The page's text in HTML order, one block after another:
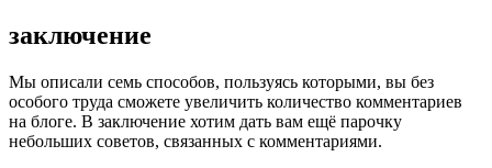
заключение
Мы описали семь способов, пользуясь которыми, вы без
особого труда сможете увеличить количество комментариев
на блоге. В заключение хотим дать вам ещё парочку
небольших советов, связанных с комментариями.